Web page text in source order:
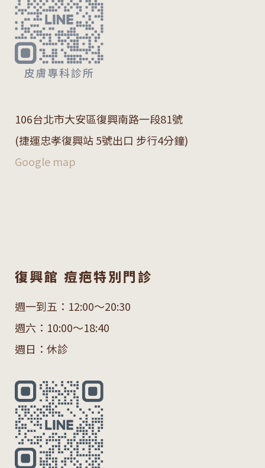
106台北市大安區復興南路一段81號
(捷運忠孝復興站 5號出口 步行4分鐘)
Google map
復興館 痘疤特別門診
週一到五：12:00～20:30
週六：10:00～18:40
週日：休診